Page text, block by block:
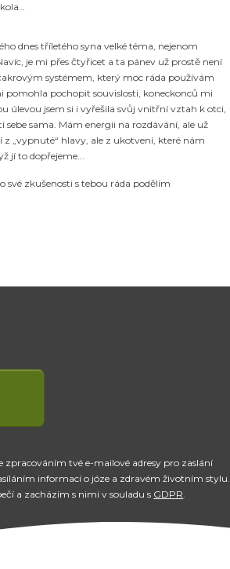
dnes tříletého syna velké téma, nejenom
je mi přes čtyřicet a ta pánev už prostě není
systémem, který moc ráda používám
pomohla pochopit souvislosti, koneckonců mi
úlevou jsem si i vyřešila svůj vnitřní vztah k otci,
sama. Mám energii na rozdávání, ale už
„vypnuté“ hlavy, ale z ukotvení, které nám
jí to dopřejeme...
své zkušenosti s tebou ráda podělím
zpracováním tvé e-mailové adresy pro zaslání
informací o józe a zdravém životním stylu.
a zacházím s nimi v souladu s GDPR.